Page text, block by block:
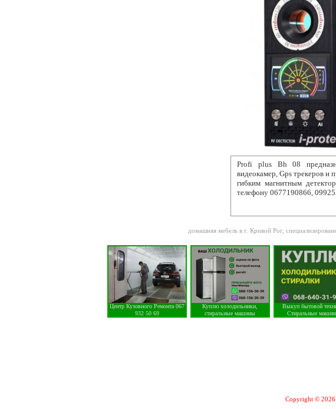
Profi plus Bh 08
видеокамер, Gps трекеров
гибким магнитным
телефону 0677190866,
домашняя мебель в г. Кривой Рог,
Центр Кузовного Ремонта 067
932 50 69
Куплю холодильники,
стиральные машины
Выкуп бытовой
Стиральные
Copyright ©